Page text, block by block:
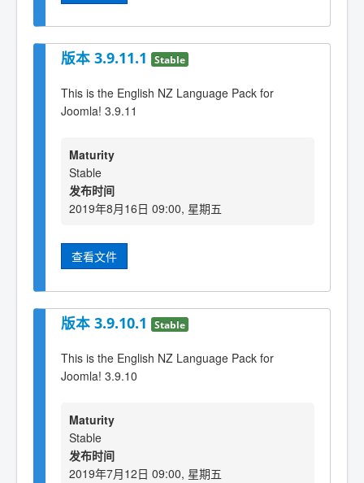
版本 3.9.11.1 Stable
This is the English NZ Language Pack for
Joomla! 3.9.11
Maturity
Stable
发布时间
2019年8月16日 09:00, 星期五
查看文件
版本 3.9.10.1 Stable
This is the English NZ Language Pack for
Joomla! 3.9.10
Maturity
Stable
发布时间
2019年7月12日 09:00, 星期五